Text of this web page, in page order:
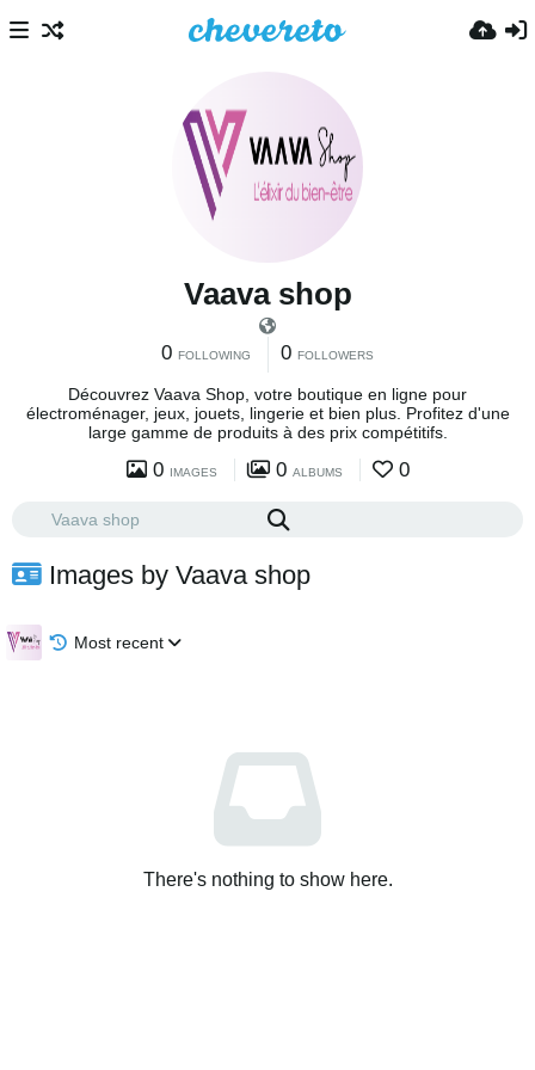
Vaava shop
0 FOLLOWING 0 FOLLOWERS
Découvrez Vaava Shop, votre boutique en ligne pour
électroménager, jeux, jouets, lingerie et bien plus. Profitez d'une
large gamme de produits à des prix compétitifs.
0 IMAGES 0 ALBUMS 0
Images by Vaava shop
Most recent
There's nothing to show here.